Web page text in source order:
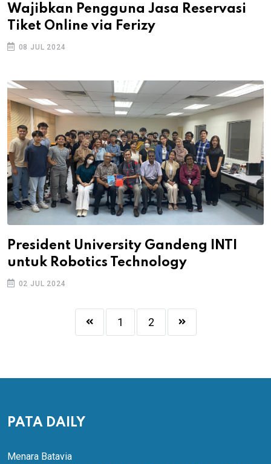
Wajibkan Pengguna Jasa Reservasi
Tiket Online via Ferizy
08 JUL 2024
President University Gandeng INTI
untuk Robotics Technology
02 JUL 2024
1 2
PATA DAILY
Menara Batavia